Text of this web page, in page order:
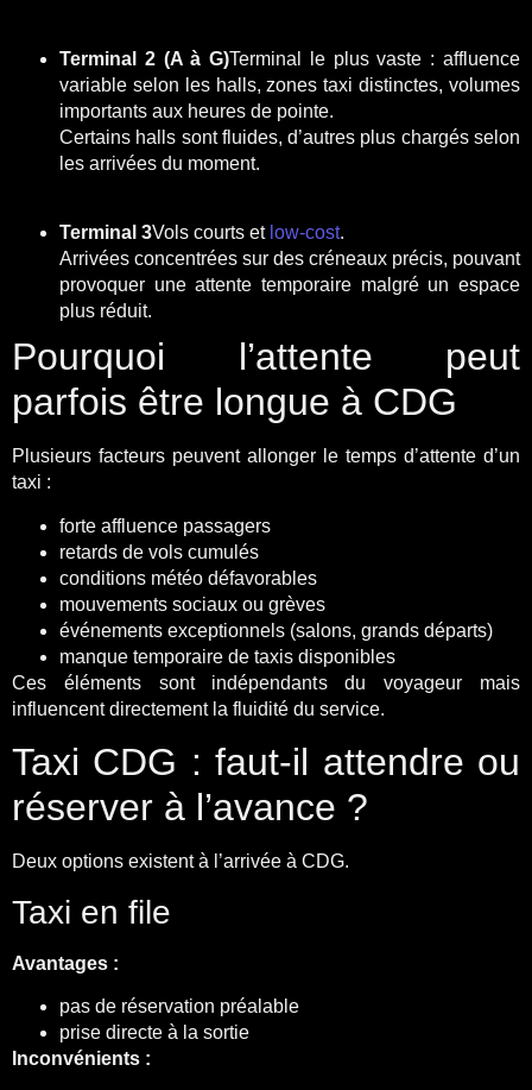
Terminal 2 (A à G)Terminal le plus vaste : affluence
variable selon les halls, zones taxi distinctes, volumes
importants aux heures de pointe.
Certains halls sont fluides, d’autres plus chargés selon
les arrivées du moment.
Terminal 3Vols courts et low-cost.
Arrivées concentrées sur des créneaux précis, pouvant
provoquer une attente temporaire malgré un espace
plus réduit.
Pourquoi l’attente peut
parfois être longue à CDG
Plusieurs facteurs peuvent allonger le temps d’attente d’un
taxi :
forte affluence passagers
retards de vols cumulés
conditions météo défavorables
mouvements sociaux ou grèves
événements exceptionnels (salons, grands départs)
manque temporaire de taxis disponibles
Ces éléments sont indépendants du voyageur mais
influencent directement la fluidité du service.
Taxi CDG : faut-il attendre ou
réserver à l’avance ?
Deux options existent à l’arrivée à CDG.
Taxi en file
Avantages :
pas de réservation préalable
prise directe à la sortie
Inconvénients :